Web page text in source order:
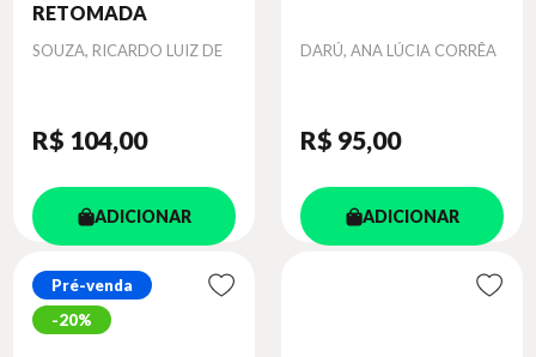
RETOMADA
Autor
SOUZA, RICARDO LUIZ DE
R$ 104,00
ADICIONAR
Autor
DARÚ, ANA LÚCIA CORRÊA
R$ 95,00
ADICIONAR
Pré-venda
20%